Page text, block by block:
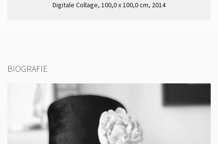
Digitale Collage, 100,0 x 100,0 cm, 2014
BIOGRAFIE